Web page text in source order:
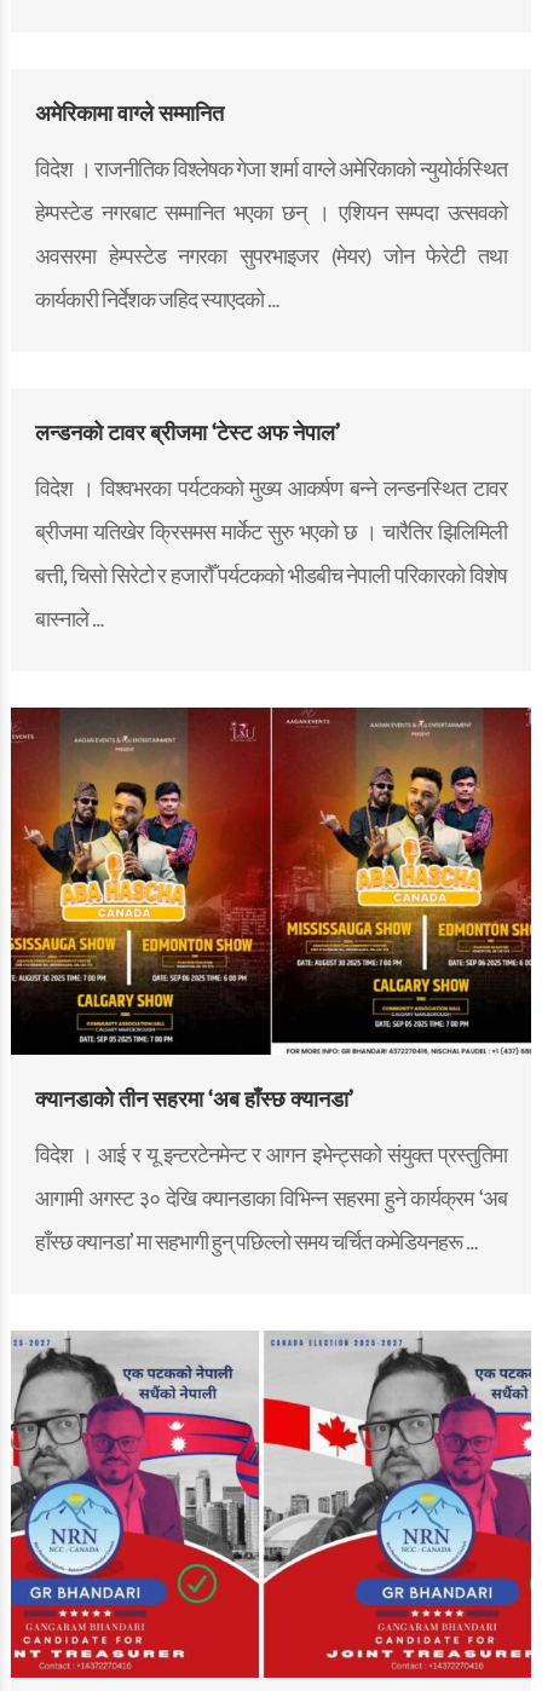
अमेरिकामा वाग्ले सम्मानित
विदेश । राजनीतिक विश्लेषक गेजा शर्मा वाग्ले अमेरिकाको न्युयोर्कस्थित
हेम्पस्टेड नगरबाट सम्मानित भएका छन् । एशियन सम्पदा उत्सवको
अवसरमा हेम्पस्टेड नगरका सुपरभाइजर (मेयर) जोन फेरेटी तथा
कार्यकारी निर्देशक जहिद स्याएदको …
लन्डनको टावर ब्रीजमा ‘टेस्ट अफ नेपाल’
विदेश । विश्वभरका पर्यटकको मुख्य आकर्षण बन्ने लन्डनस्थित टावर
ब्रीजमा यतिखेर क्रिसमस मार्केट सुरु भएको छ । चारैतिर झिलिमिली
बत्ती, चिसो सिरेटो र हजारौँ पर्यटकको भीडबीच नेपाली परिकारको विशेष
बास्नाले …
क्यानडाको तीन सहरमा ‘अब हाँस्छ क्यानडा’
विदेश । आई र यू इन्टरटेनमेन्ट र आगन इभेन्ट्सको संयुक्त प्रस्तुतिमा
आगामी अगस्ट ३० देखि क्यानडाका विभिन्न सहरमा हुने कार्यक्रम ‘अब
हाँस्छ क्यानडा’ मा सहभागी हुन् पछिल्लो समय चर्चित कमेडियनहरू …